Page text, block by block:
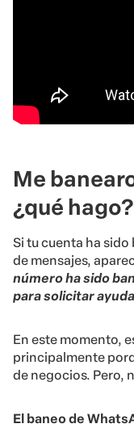
Me
¿qué hago?
Si tu cuenta ha
de mensajes,
número ha sido
para solicitar ayuda
En este momento,
principalmente
de negocios. Pero,
El baneo de